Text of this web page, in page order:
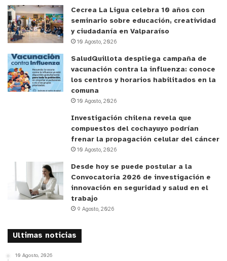
Tragedia en Navidad: Niño de 12 años
y tú, ¿qué opinas?
Cecrea La Ligua celebra 10 años con
seminario sobre educación, creatividad
y ciudadanía en Valparaíso
10 Agosto, 2026
SaludQuillota despliega campaña de
vacunación contra la influenza: conoce
los centros y horarios habilitados en la
comuna
10 Agosto, 2026
Investigación chilena revela que
compuestos del cochayuyo podrían
frenar la propagación celular del cáncer
10 Agosto, 2026
Desde hoy se puede postular a la
Convocatoria 2026 de investigación e
innovación en seguridad y salud en el
trabajo
9 Agosto, 2026
Ultimas noticias
10 Agosto, 2026